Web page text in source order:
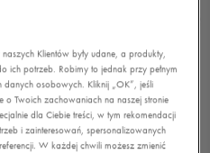
Klientów były udane, a produkty,
ich potrzeb. Robimy to jednak przy pełnym
osobowych. Kliknij „OK”, jeśli
Twoich zachowaniach na naszej stronie
dla Ciebie treści, w tym rekomendacji
i zainteresowań, spersonalizowanych
W każdej chwili możesz zmienić